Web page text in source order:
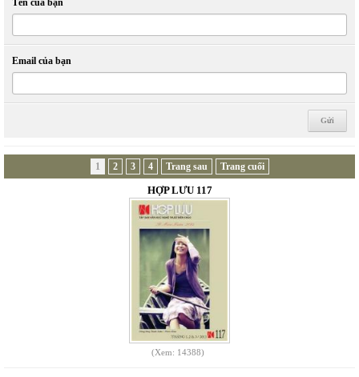
Tên của bạn
Email của bạn
1 2 3 4 Trang sau Trang cuối
HỢP LƯU 117
(Xem: 14388)